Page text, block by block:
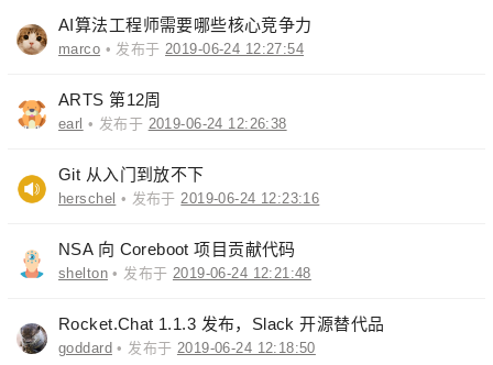
AI算法工程师需要哪些核心竞争力
marco • 发布于2019-06-24 12:27:54
ARTS 第12周
earl • 发布于 2019-06-24 12:26:38
Git 从入门到放不下
herschel • 发布于2019-06-24 12:23:16
NSA 向 Coreboot 项目贡献代码
shelton • 发布于 2019-06-24 12:21:48
Rocket.Chat 1.1.3 发布，Slack 开源替代品
goddard • 发布于 2019-06-24 12:18:50